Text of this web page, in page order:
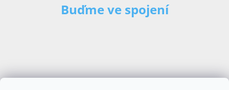
Buďme ve spojení